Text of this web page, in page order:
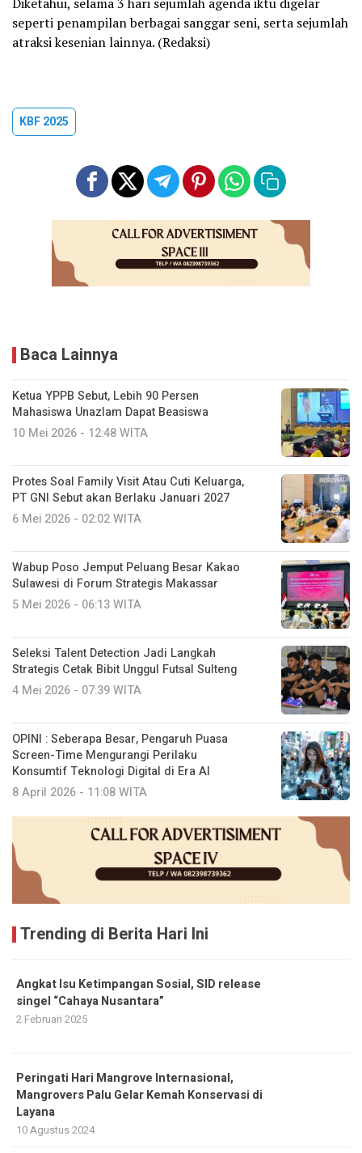
seperti penampilan berbagai sanggar seni, serta sejumlah
atraksi kesenian lainnya. (Redaksi)
KBF 2025
Baca Lainnya
Ketua YPPB Sebut, Lebih 90 Persen
Mahasiswa Unazlam Dapat Beasiswa
10 Mei 2026 - 12:48 WITA
Protes Soal Family Visit Atau Cuti Keluarga,
PT GNI Sebut akan Berlaku Januari 2027
6 Mei 2026 - 02:02 WITA
Wabup Poso Jemput Peluang Besar Kakao
Sulawesi di Forum Strategis Makassar
5 Mei 2026 - 06:13 WITA
Seleksi Talent Detection Jadi Langkah
Strategis Cetak Bibit Unggul Futsal Sulteng
4 Mei 2026 - 07:39 WITA
OPINI : Seberapa Besar, Pengaruh Puasa
Screen-Time Mengurangi Perilaku
Konsumtif Teknologi Digital di Era AI
8 April 2026 - 11:08 WITA
Trending di Berita Hari Ini
Angkat Isu Ketimpangan Sosial, SID release
singel “Cahaya Nusantara”
2 Februari 2025
Peringati Hari Mangrove Internasional,
Mangrovers Palu Gelar Kemah Konservasi di
Layana
10 Agustus 2024